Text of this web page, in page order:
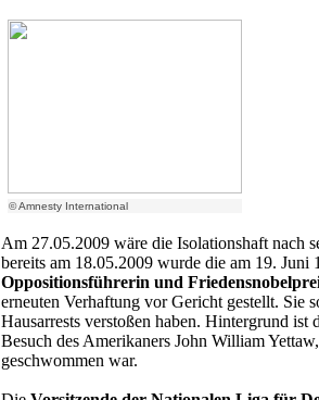
© Amnesty International
Am 27.05.2009 wäre die Isolationshaft nach
bereits am 18.05.2009 wurde die am 19. Juni
Oppositionsführerin und
erneuten Verhaftung vor Gericht gestellt. Sie
Hausarrests verstoßen haben. Hintergrund ist
Besuch des Amerikaners John William
geschwommen war.